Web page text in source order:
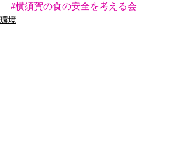
#横須賀の食の安全を考える会
環境